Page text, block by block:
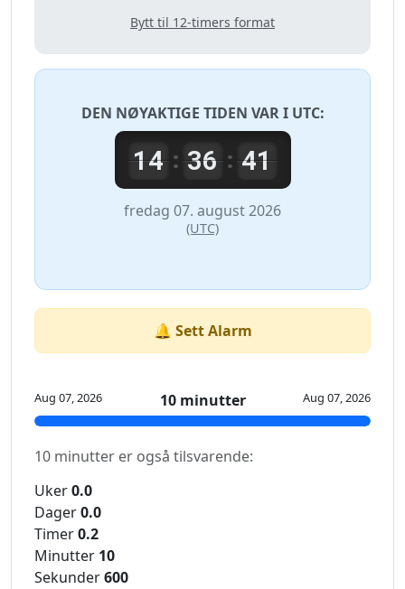
Bytt til 12-timers format
DEN NØYAKTIGE TIDEN VAR I UTC:
14: 36: 41
fredag 07. august 2026
(UTC)
🔔 Sett Alarm
Aug 07, 2026 10 minutter Aug 07, 2026
10 minutter er også tilsvarende:
Uker0.0
Dager0.0
Timer0.2
Minutter 10
Sekunder600